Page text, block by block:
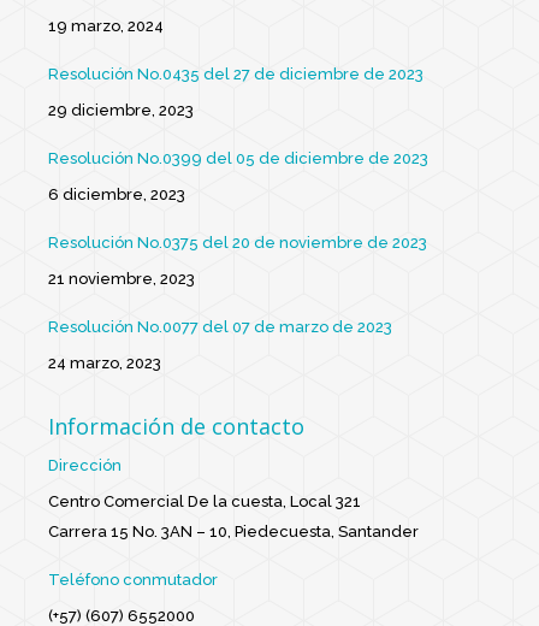
19 marzo, 2024
Resolución No.0435 del 27 de diciembre de 2023
29 diciembre, 2023
Resolución No.0399 del 05 de diciembre de 2023
6 diciembre, 2023
Resolución No.0375 del 20 de noviembre de 2023
21 noviembre, 2023
Resolución No.0077 del 07 de marzo de 2023
24 marzo, 2023
Información de contacto
Dirección
Centro Comercial De la cuesta, Local 321
Carrera 15 No. 3AN – 10, Piedecuesta, Santander
Teléfono conmutador
(+57) (607) 6552000